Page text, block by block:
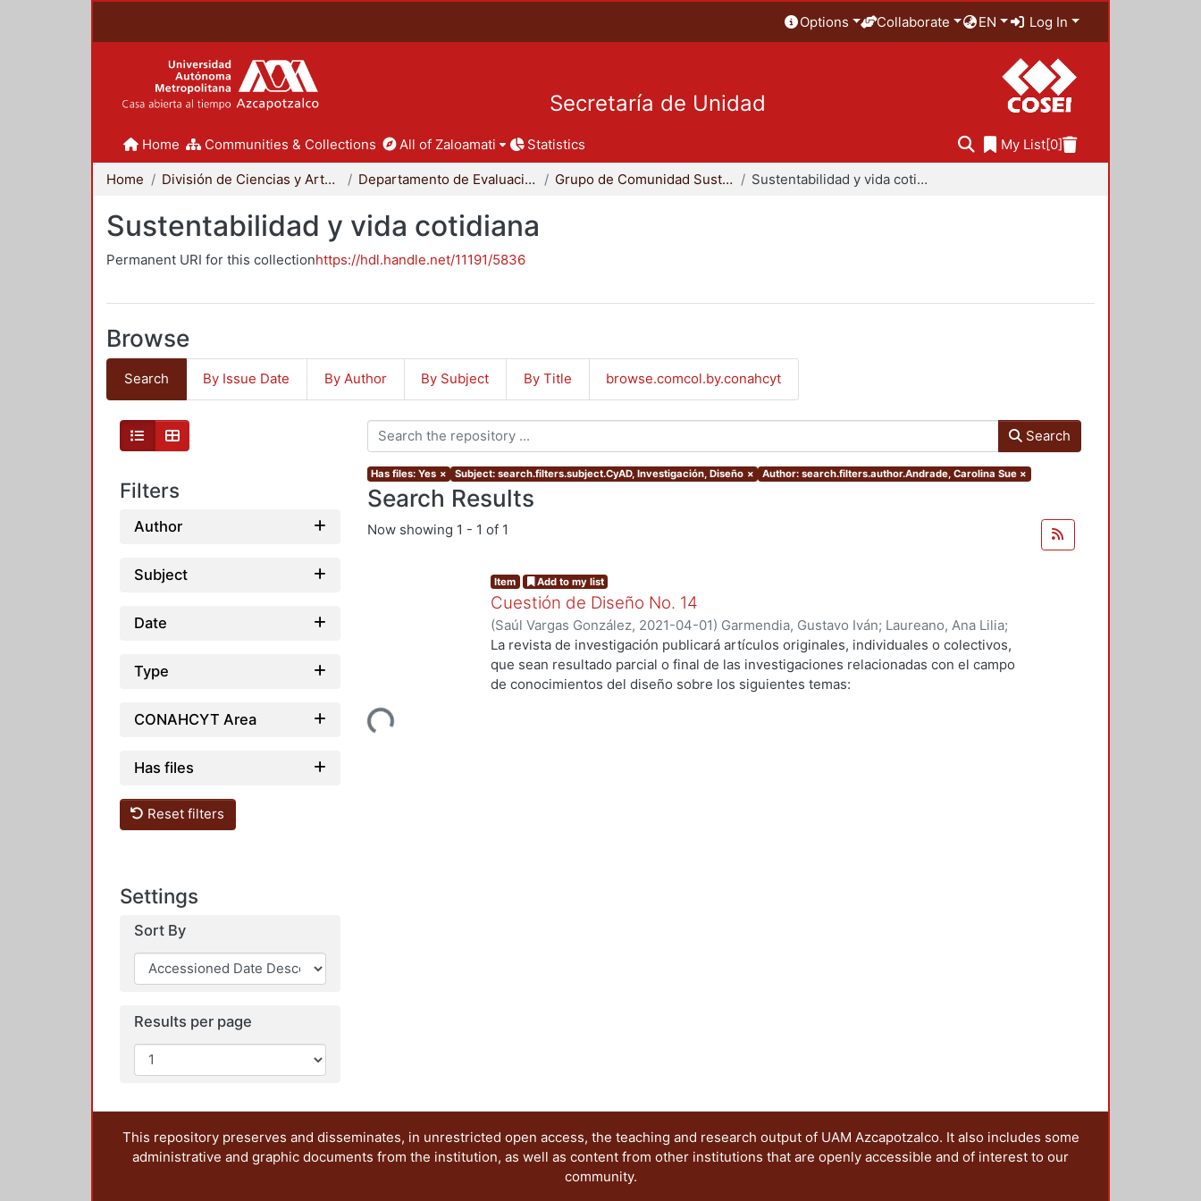
Options Collaborate EN Log In
Secretaría de Unidad
Home Communities & Collections All of Zaloamati Statistics My List[0]
Home División de Ciencias y Artes para el Diseño Departamento de Evaluación del Diseño en el Tiempo Grupo de Comunidad Sustentable Sustentabilidad y vida cotidiana
Sustentabilidad y vida cotidiana
Permanent URI for this collectionhttps://hdl.handle.net/11191/5836
Browse
Search By Issue Date By Author By Subject By Title browse.comcol.by.conahcyt
Filters
Author
Subject
Date
Type
CONAHCYT Area
Has files
Reset filters
Settings
Sort By
Results per page
Search
Has files: Yes × Subject: search.filters.subject.CyAD, Investigación, Diseño × Author: search.filters.author.Andrade, Carolina Sue ×
Search Results
Now showing 1 - 1 of 1
Loading...
Item Add to my list
Cuestión de Diseño No. 14
(Saúl Vargas González, 2021-04-01) Garmendia, Gustavo Iván; Laureano, Ana Lilia;
De La Cruz, Gustavo;Sánchez, Lourdes;Ramírez, Javier; Verduga, Denis Omar;
Ortíz, Jorge Gabriel ;Vassis, Christos ;Ferruzca-Navarro, Marco Vinicio;Andrade,
Carolina Sue;Valdez, Ana Valeria;Pinacho, María Yazmin;
La revista de investigación publicará artículos originales, individuales o colectivos,
que sean resultado parcial o final de las investigaciones relacionadas con el campo
de conocimientos del diseño sobre los siguientes temas:
This repository preserves and disseminates, in unrestricted open access, the teaching and research output of UAM Azcapotzalco. It also includes some
administrative and graphic documents from the institution, as well as content from other institutions that are openly accessible and of interest to our
community.